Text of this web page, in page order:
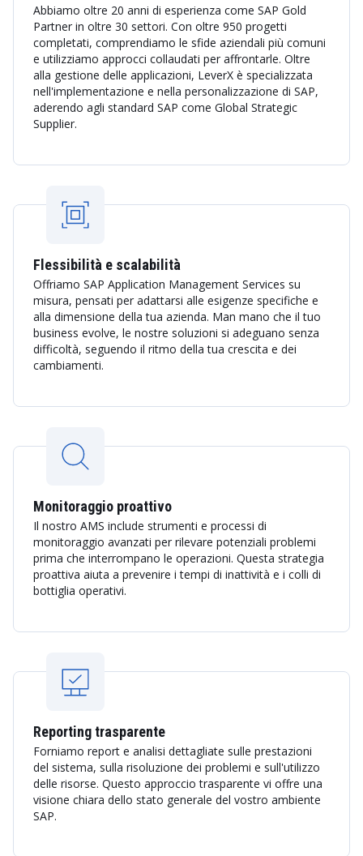
Abbiamo oltre 20 anni di esperienza come SAP Gold
Partner in oltre 30 settori. Con oltre 950 progetti
completati, comprendiamo le sfide aziendali più comuni
e utilizziamo approcci collaudati per affrontarle. Oltre
alla gestione delle applicazioni, LeverX è specializzata
nell'implementazione e nella personalizzazione di SAP,
aderendo agli standard SAP come Global Strategic
Supplier.
Flessibilità e scalabilità
Offriamo SAP Application Management Services su
misura, pensati per adattarsi alle esigenze specifiche e
alla dimensione della tua azienda. Man mano che il tuo
business evolve, le nostre soluzioni si adeguano senza
difficoltà, seguendo il ritmo della tua crescita e dei
cambiamenti.
Monitoraggio proattivo
Il nostro AMS include strumenti e processi di
monitoraggio avanzati per rilevare potenziali problemi
prima che interrompano le operazioni. Questa strategia
proattiva aiuta a prevenire i tempi di inattività e i colli di
bottiglia operativi.
Reporting trasparente
Forniamo report e analisi dettagliate sulle prestazioni
del sistema, sulla risoluzione dei problemi e sull'utilizzo
delle risorse. Questo approccio trasparente vi offre una
visione chiara dello stato generale del vostro ambiente
SAP.